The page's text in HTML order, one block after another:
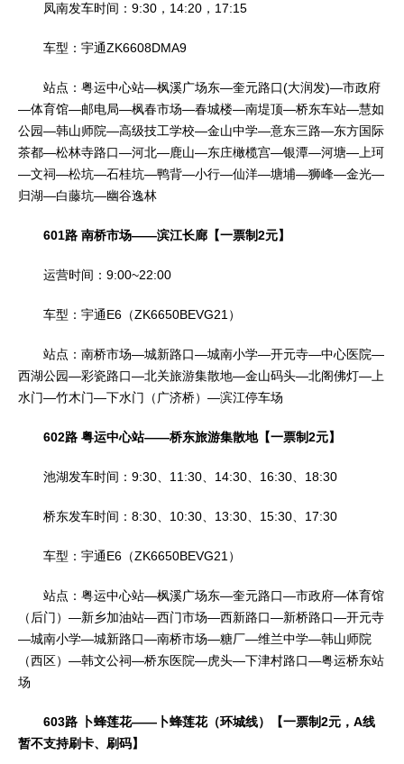
凤南发车时间：9:30，14:20，17:15
车型：宇通ZK6608DMA9
站点：粤运中心站—枫溪广场东—奎元路口(大润发)—市政府
—体育馆—邮电局—枫春市场—春城楼—南堤顶—桥东车站—慧如
公园—韩山师院—高级技工学校—金山中学—意东三路—东方国际
茶都—松林寺路口—河北—鹿山—东庄橄榄宫—银潭—河塘—上珂
—文祠—松坑—石桂坑—鸭背—小行—仙洋—塘埔—狮峰—金光—
归湖—白藤坑—幽谷逸林
601路 南桥市场——滨江长廊【一票制2元】
运营时间：9:00~22:00
车型：宇通E6（ZK6650BEVG21）
站点：南桥市场—城新路口—城南小学—开元寺—中心医院—
西湖公园—彩瓷路口—北关旅游集散地—金山码头—北阁佛灯—上
水门—竹木门—下水门（广济桥）—滨江停车场
602路 粤运中心站——桥东旅游集散地【一票制2元】
池湖发车时间：9:30、11:30、14:30、16:30、18:30
桥东发车时间：8:30、10:30、13:30、15:30、17:30
车型：宇通E6（ZK6650BEVG21）
站点：粤运中心站—枫溪广场东—奎元路口—市政府—体育馆
（后门）—新乡加油站—西门市场—西新路口—新桥路口—开元寺
—城南小学—城新路口—南桥市场—糖厂—维兰中学—韩山师院
（西区）—韩文公祠—桥东医院—虎头—下津村路口—粤运桥东站
场
603路 卜蜂莲花——卜蜂莲花（环城线）【一票制2元，A线
暂不支持刷卡、刷码】